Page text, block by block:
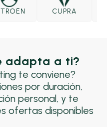
CUPRA
adapta a ti?
te conviene?
por duración,
personal, y te
ofertas disponibles